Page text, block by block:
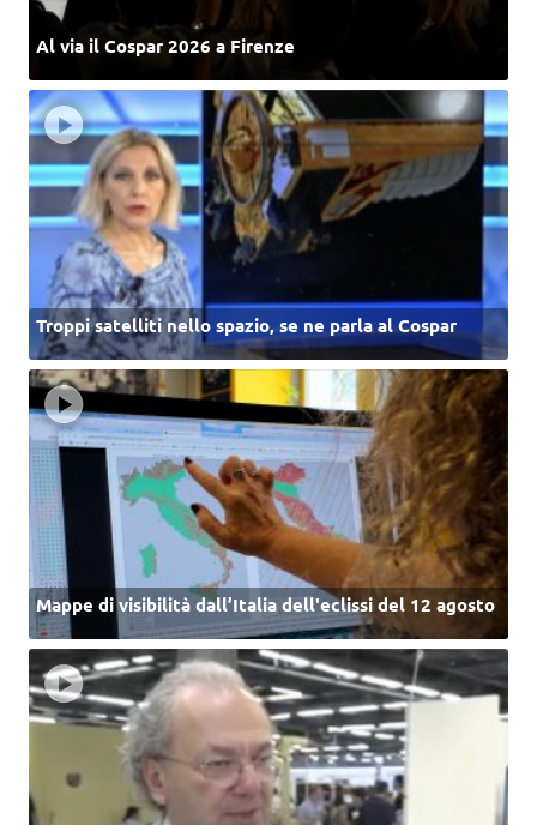
Al via il Cospar 2026 a Firenze
Troppi satelliti nello spazio, se ne parla al Cospar
Mappe di visibilità dall’Italia dell'eclissi del 12 agosto